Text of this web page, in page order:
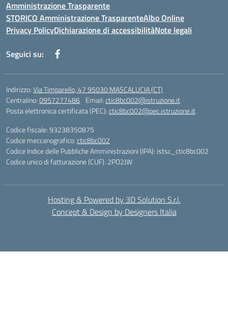
Amministrazione Trasparente
STORICO Amministrazione TrasparenteAlbo Online
Privacy PolicyDichiarazione di accessibilitàNote legali
Seguici su:
Indirizzo:Via Timparello, 47 95030 MASCALUCIA (CT)
Centralino:0957277486 Email:ctic8bc002@istruzione.it
Posta elettronica certificata (PEC):ctic8bc002@pec.istruzione.it
Codice fiscale: 93238350875
Codice meccanografico:ctic8bc002
Codice Indice delle Pubbliche Amministrazioni (IPA): istsc_ctic8bc002
Codice unico di fatturazione (CUF): 2PO2JW
Hosting & Powered by 3D Solution S.r.l.
Concept & Design by Designers Italia